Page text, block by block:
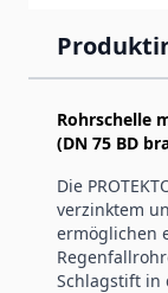
Rohrschelle
(DN 75 BD
Die
verzinktem
ermöglichen
Schlagstift in